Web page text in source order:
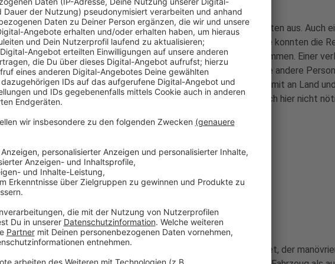
Kräfte von Feuerwehr, Rettungsdienst, DLRG und der Polizei rückten aus. Auch
Hubschrauber war im Einsatz. Zwischen Kennedy- und Nordbrücke konnten die
Booten aus dann sogar zwei Menschen orten, die im Rhein schwammen. Einer
Wasser auf Höhe des Römerbades völlig ohne Probleme. Auch die andere
alleine ans Ufer, aber auf Beueler Seite. DLRG-Kräfte gingen dort mit an Land
sich um die Erstversorgung. Ein Transport ins Krankenhaus war auch hier nicht
Anzeige
Manövrierunfähig auf dem Rhein
Anzeige
Parallel wurde auf Höhe Bonn-Rüngsdorf noch ein Jetski gemeldet, der